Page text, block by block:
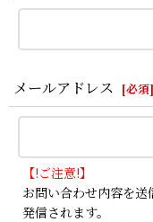
メールアドレス [必須]
【!ご注意!】
お問い合わせ内容を
発信されます。